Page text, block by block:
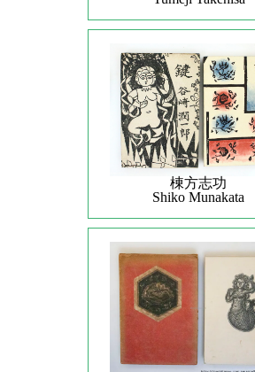
棟方志功
Shiko Munakata